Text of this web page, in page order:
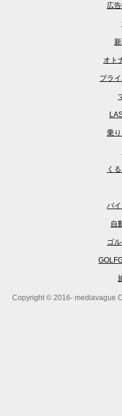
広
オト
プラ
乗
く
バ
自
ゴ
Copyright © 2016- mediavague